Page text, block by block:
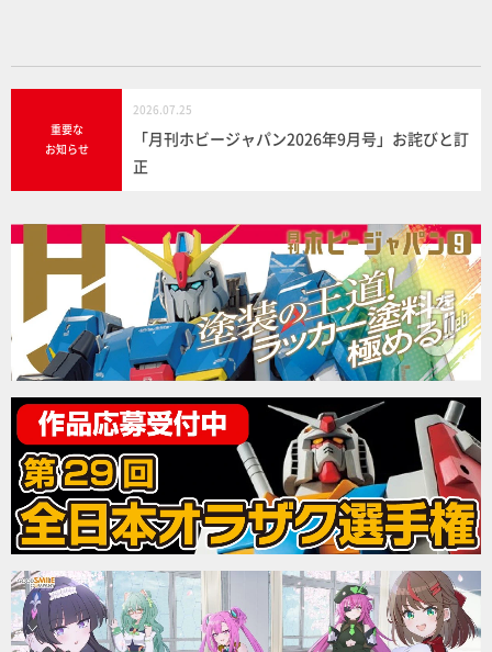
重要な
お知らせ
2026.07.25
「月刊ホビージャパン2026年9月号」お詫びと訂
正